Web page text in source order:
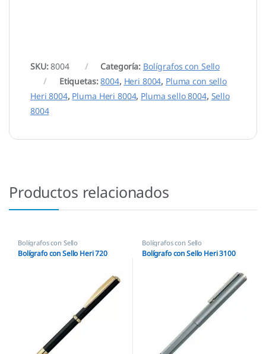
SKU:8004 Categoría: Bolígrafos con Sello
Etiquetas:8004, Heri 8004, Pluma con sello
Heri 8004, Pluma Heri 8004, Pluma sello 8004, Sello
8004
Productos relacionados
Bolígrafos con Sello
Bolígrafo con Sello Heri 720
Bolígrafos con Sello
Bolígrafo con Sello Heri 3100